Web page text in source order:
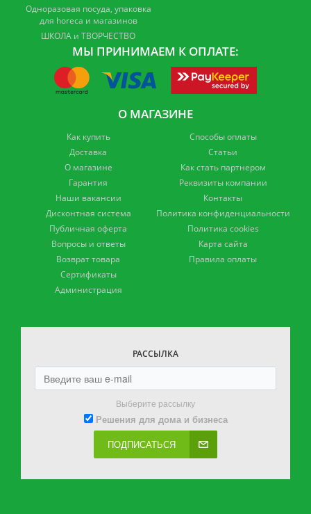
Одноразовая посуда, упаковка
для horeca и магазинов
ШКОЛА и ТВОРЧЕСТВО
МЫ ПРИНИМАЕМ К ОПЛАТЕ:
О МАГАЗИНЕ
Как купить
Доставка
О магазине
Гарантия
Наши вакансии
Дисконтная система
Публичная оферта
Вопросы и ответы
Возврат товара
Сертификаты
Администрация
Способы оплаты
Статьи
Как стать партнером
Реквизиты компании
Контакты
Политика конфиденциальности
Политика cookies
Карта сайта
Правила оплаты
РАССЫЛКА
Выберите рассылку
Решения для дома и бизнеса
ПОДПИСАТЬСЯ